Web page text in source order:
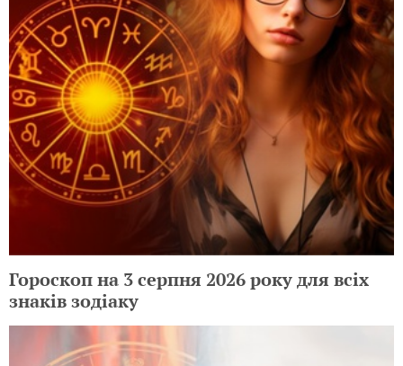
Гороскоп на 3 серпня 2026 року для всіх
знаків зодіаку